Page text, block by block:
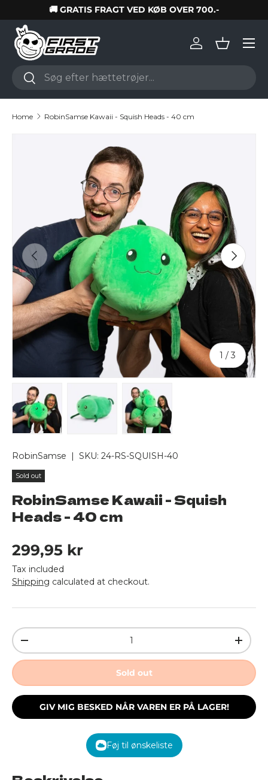
Skip to content
🚚 GRATIS FRAGT VED KØB OVER 700.-
Search
Search
Log inBasket
Home RobinSamse Kawaii - Squish Heads - 40 cm
Skip to product information
Previous
1 /of
3
Next
RobinSamse | SKU: 24-RS-SQUISH-40
Sold out
RobinSamse Kawaii - Squish
Heads - 40 cm
Regular price
299,95 kr
Tax included
Shipping calculated at checkout.
Qty
Decrease quantity
Sold out
GIV MIG BESKED NÅR VAREN ER PÅ LAGER!
Føj til ønskeliste